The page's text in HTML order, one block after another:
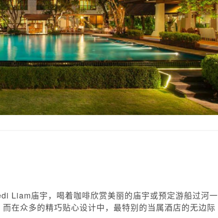
Liam庙宇，喝着咖啡欣赏美丽的庙宇或预定游船过河一
在众多的精巧贴心设计中，最特别的当属酒店的无边际